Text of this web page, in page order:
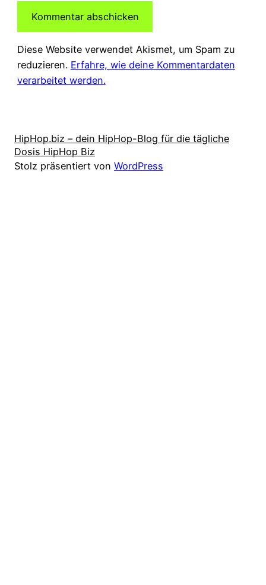
Diese Website verwendet Akismet, um Spam zu
reduzieren. Erfahre, wie deine Kommentardaten
verarbeitet werden.
HipHop.biz – dein HipHop-Blog für die tägliche
Dosis HipHop Biz
Stolz präsentiert von WordPress